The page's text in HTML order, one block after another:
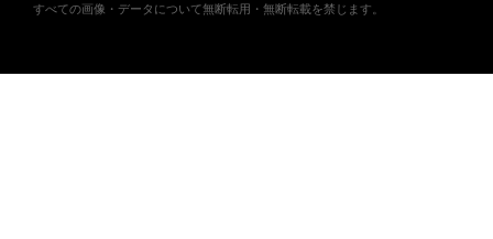
すべての画像・データについて無断転用・無断転載を禁じます。